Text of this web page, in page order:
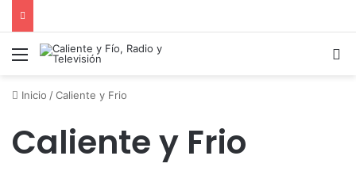
Menú
Inicio /Caliente y Frio
Caliente y Frio